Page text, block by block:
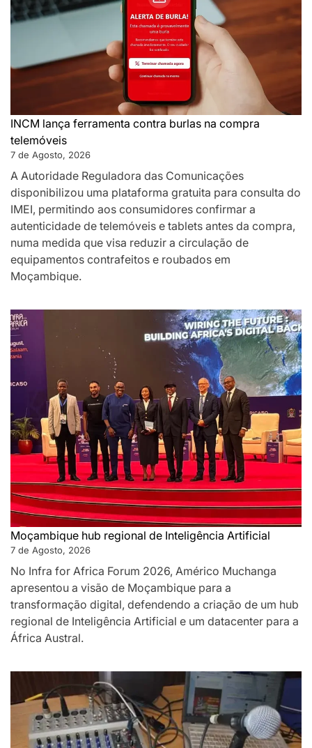
INCM lança ferramenta contra burlas na compra
telemóveis
7 de Agosto, 2026
A Autoridade Reguladora das Comunicações
disponibilizou uma plataforma gratuita para consulta do
IMEI, permitindo aos consumidores confirmar a
autenticidade de telemóveis e tablets antes da compra,
numa medida que visa reduzir a circulação de
equipamentos contrafeitos e roubados em
Moçambique.
Moçambique hub regional de Inteligência Artificial
7 de Agosto, 2026
No Infra for Africa Forum 2026, Américo Muchanga
apresentou a visão de Moçambique para a
transformação digital, defendendo a criação de um hub
regional de Inteligência Artificial e um datacenter para a
África Austral.